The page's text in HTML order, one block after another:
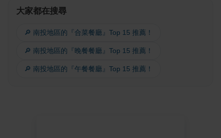
大家都在搜尋
🔎 南投地區的『合菜餐廳』Top 15 推薦！
🔎 南投地區的『晚餐餐廳』Top 15 推薦！
🔎 南投地區的『午餐餐廳』Top 15 推薦！